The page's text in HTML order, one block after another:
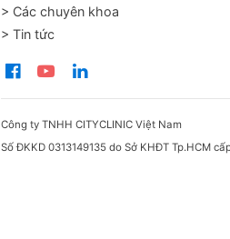
> Các chuyên khoa
> Tin tức
Công ty TNHH CITYCLINIC Việt Nam
Số ĐKKD 0313149135 do Sở KHĐT Tp.HCM